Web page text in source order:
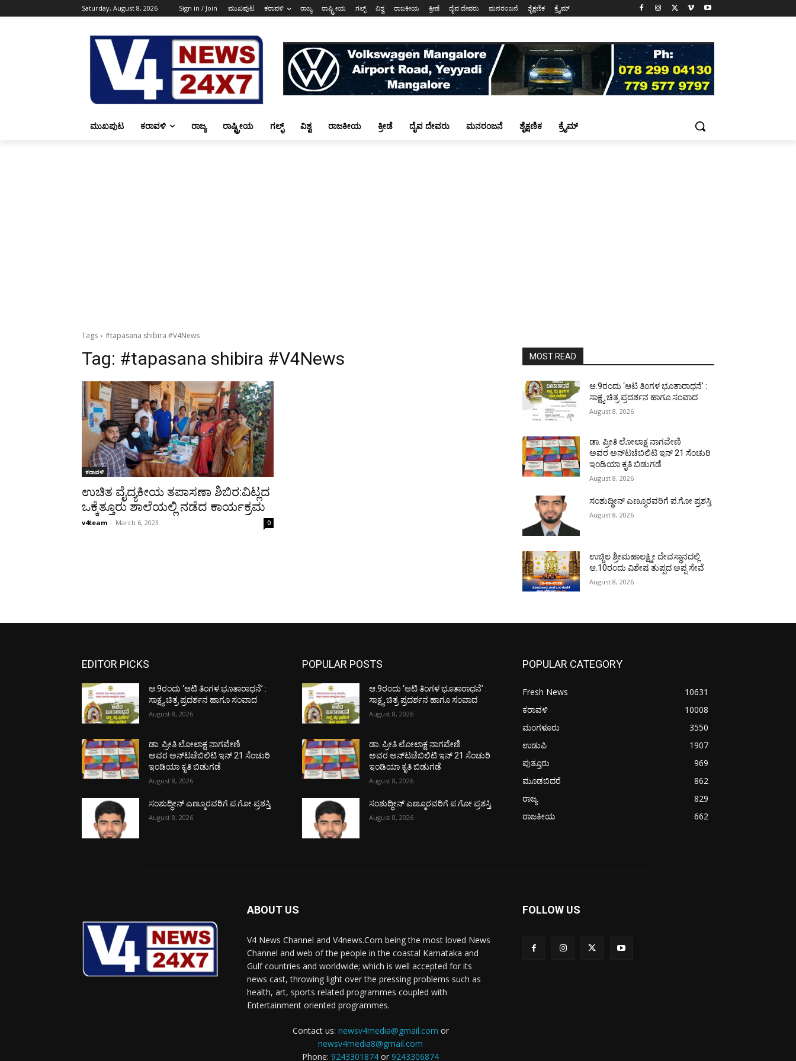
Saturday, August 8, 2026 Sign in / Join ಮುಖಪುಟ ಕರಾವಳಿ ರಾಜ್ಯ ರಾಷ್ಟ್ರೀಯ ಗಲ್ಫ್ ವಿಶ್ವ ರಾಜಕೀಯ ಕ್ರೀಡೆ ದೈವ ದೇವರು ಮನರಂಜನೆ ಶೈಕ್ಷಣಿಕ ಕ್ರೈಮ್
ಮುಖಪುಟ ಕರಾವಳಿ ರಾಜ್ಯ ರಾಷ್ಟ್ರೀಯ ಗಲ್ಫ್ ವಿಶ್ವ ರಾಜಕೀಯ ಕ್ರೀಡೆ ದೈವ ದೇವರು ಮನರಂಜನೆ ಶೈಕ್ಷಣಿಕ ಕ್ರೈಮ್
Tags #tapasana shibira #V4News
Tag: #tapasana shibira #V4News
ಕರಾವಳಿ
ಉಚಿತ ವೈದ್ಯಕೀಯ ತಪಾಸಣಾ ಶಿಬಿರ:ವಿಟ್ಲದ
ಒಕ್ಕೆತ್ತೂರು ಶಾಲೆಯಲ್ಲಿ ನಡೆದ ಕಾರ್ಯಕ್ರಮ
v4team - March 6, 2023 0
MOST READ
ಆ.9ರಂದು ‘ಆಟಿ ತಿಂಗಳ ಭೂತಾರಾಧನೆ’ :
ಸಾಕ್ಷ್ಯ ಚಿತ್ರ ಪ್ರದರ್ಶನ ಹಾಗೂ ಸಂವಾದ
August 8, 2026
ಡಾ. ಪ್ರೀತಿ ಲೋಲಾಕ್ಷ ನಾಗವೇಣಿ
ಅವರ ಅನ್‌ಟಚೆಬಿಲಿಟಿ ಇನ್ 21 ಸೆಂಚುರಿ
ಇಂಡಿಯಾ ಕೃತಿ ಬಿಡುಗಡೆ
August 8, 2026
ಸಂಶುದ್ಧೀನ್ ಎಣ್ಮೂರವರಿಗೆ ಪ.ಗೋ ಪ್ರಶಸ್ತಿ
August 8, 2026
ಉಚ್ಚಿಲ ಶ್ರೀಮಹಾಲಕ್ಷ್ಮೀ ದೇವಸ್ಥಾನದಲ್ಲಿ
ಆ.10ರಂದು ವಿಶೇಷ ತುಪ್ಪದ ಅಪ್ಪ ಸೇವೆ
August 8, 2026
EDITOR PICKS
ಆ.9ರಂದು ‘ಆಟಿ ತಿಂಗಳ ಭೂತಾರಾಧನೆ’ :
ಸಾಕ್ಷ್ಯ ಚಿತ್ರ ಪ್ರದರ್ಶನ ಹಾಗೂ ಸಂವಾದ
August 8, 2026
ಡಾ. ಪ್ರೀತಿ ಲೋಲಾಕ್ಷ ನಾಗವೇಣಿ
ಅವರ ಅನ್‌ಟಚೆಬಿಲಿಟಿ ಇನ್ 21 ಸೆಂಚುರಿ
ಇಂಡಿಯಾ ಕೃತಿ ಬಿಡುಗಡೆ
August 8, 2026
ಸಂಶುದ್ಧೀನ್ ಎಣ್ಮೂರವರಿಗೆ ಪ.ಗೋ ಪ್ರಶಸ್ತಿ
August 8, 2026
POPULAR POSTS
ಆ.9ರಂದು ‘ಆಟಿ ತಿಂಗಳ ಭೂತಾರಾಧನೆ’ :
ಸಾಕ್ಷ್ಯ ಚಿತ್ರ ಪ್ರದರ್ಶನ ಹಾಗೂ ಸಂವಾದ
August 8, 2026
ಡಾ. ಪ್ರೀತಿ ಲೋಲಾಕ್ಷ ನಾಗವೇಣಿ
ಅವರ ಅನ್‌ಟಚೆಬಿಲಿಟಿ ಇನ್ 21 ಸೆಂಚುರಿ
ಇಂಡಿಯಾ ಕೃತಿ ಬಿಡುಗಡೆ
August 8, 2026
ಸಂಶುದ್ಧೀನ್ ಎಣ್ಮೂರವರಿಗೆ ಪ.ಗೋ ಪ್ರಶಸ್ತಿ
August 8, 2026
POPULAR CATEGORY
Fresh News
10631
ಕರಾವಳಿ
10008
ಮಂಗಳೂರು
3550
ಉಡುಪಿ
1907
ಪುತ್ತೂರು
969
ಮೂಡಬಿದರೆ
862
ರಾಜ್ಯ
829
ರಾಜಕೀಯ
662
ABOUT US
V4 News Channel and V4news.Com being the most loved News
Channel and web of the people in the coastal Karnataka and
Gulf countries and worldwide; which is well accepted for its
news cast, throwing light over the pressing problems such as
health, art, sports related programmes coupled with
Entertainment oriented programmes.
Contact us: newsv4media@gmail.com or
newsv4media8@gmail.com
Phone: 9243301874 or 9243306874
FOLLOW US